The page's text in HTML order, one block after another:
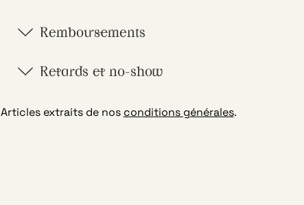
Remboursements
Retards et no-show
Articles extraits de nos conditions générales.